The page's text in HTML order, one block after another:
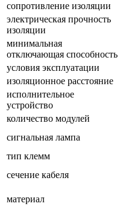
сопротивление изоляции
электрическая прочность
изоляции
минимальная
отключающая способность
условия эксплуатации
изоляционное расстояние
исполнительное
устройство
количество модулей
сигнальная лампа
тип клемм
сечение кабеля
материал